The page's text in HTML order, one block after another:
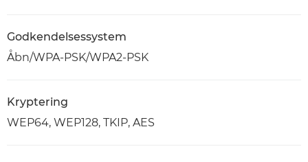
Godkendelsessystem
Åbn/WPA-PSK/WPA2-PSK
Kryptering
WEP64, WEP128, TKIP, AES